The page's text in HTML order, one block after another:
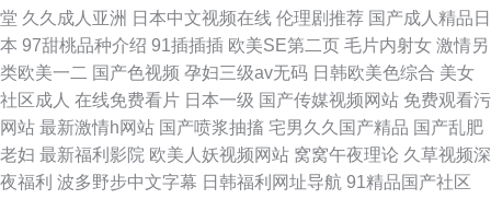
堂 久久成人亚洲 日本中文视频在线 伦理剧推荐 国产成人精品日
本 97甜桃品种介绍 91插插插 欧美SE第二页 毛片内射女 激情另
类欧美一二 国产色视频 孕妇三级av无码 日韩欧美色综合 美女
社区成人 在线免费看片 日本一级 国产传媒视频网站 免费观看污
网站 最新激情h网站 国产喷浆抽搐 宅男久久国产精品 国产乱肥
老妇 最新福利影院 欧美人妖视频网站 窝窝午夜理论 久草视频深
夜福利 波多野步中文字幕 日韩福利网址导航 91精品国产社区